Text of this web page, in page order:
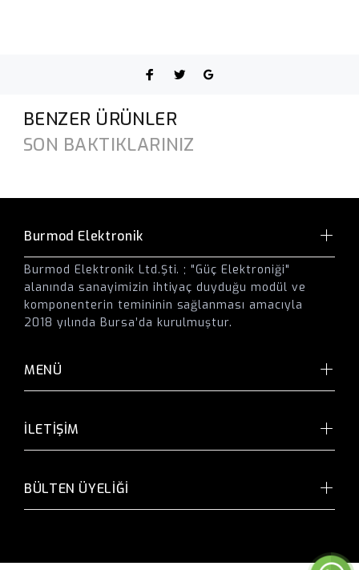
BENZER ÜRÜNLER
SON BAKTIKLARINIZ
Burmod Elektronik
Burmod Elektronik Ltd.Şti. ; "Güç Elektroniği"
alanında sanayimizin ihtiyaç duyduğu modül ve
komponenterin temininin sağlanması amacıyla
2018 yılında Bursa’da kurulmuştur.
MENÜ
İLETİŞİM
BÜLTEN ÜYELİĞİ